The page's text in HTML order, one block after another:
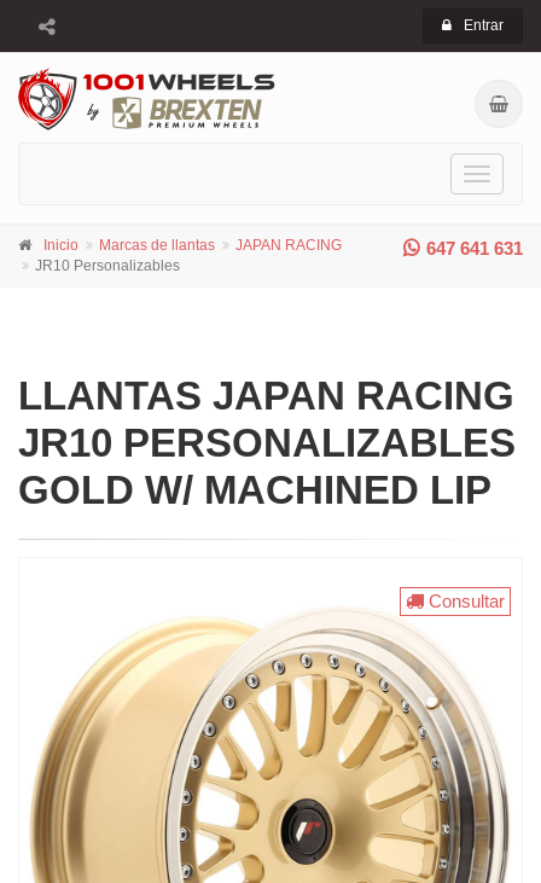
Entrar
Toggle
647 641 631
Inicio Marcas de llantas
JAPAN RACING
JR10 Personalizables
LLANTAS JAPAN RACING
JR10 PERSONALIZABLES
GOLD W/ MACHINED LIP
Consultar